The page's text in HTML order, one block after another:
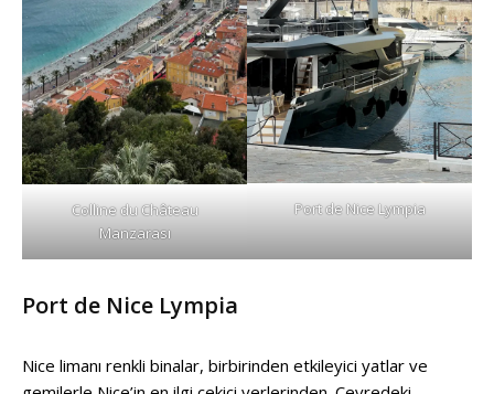
Colline du Château
Manzarası
Port de Nice Lympia
Port de Nice Lympia
Nice limanı renkli binalar, birbirinden etkileyici yatlar ve